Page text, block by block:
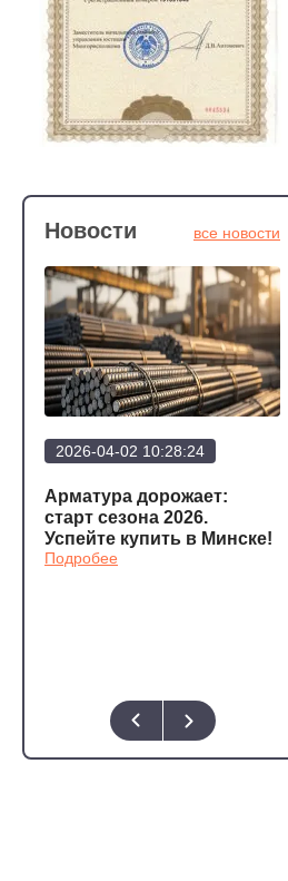
Новости все новости
2026-04-02 10:28:24
Арматура дорожает:
старт сезона 2026.
Успейте купить в Минске!
Подробее